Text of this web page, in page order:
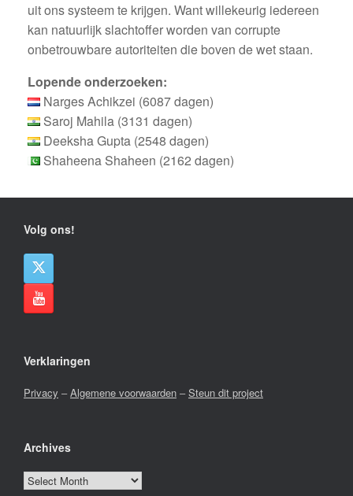
uit ons systeem te krijgen. Want willekeurig iedereen
kan natuurlijk slachtoffer worden van corrupte
onbetrouwbare autoriteiten die boven de wet staan.
Lopende onderzoeken:
Narges Achikzei (6087 dagen)
Saroj Mahila (3131 dagen)
Deeksha Gupta (2548 dagen)
Shaheena Shaheen (2162 dagen)
Volg ons!
Verklaringen
Privacy –Algemene voorwaarden –Steun dit project
Archives
Archives